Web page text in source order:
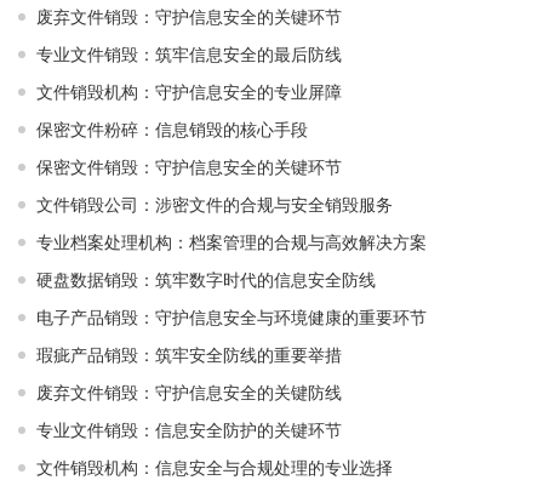
废弃文件销毁：守护信息安全的关键环节
专业文件销毁：筑牢信息安全的最后防线
文件销毁机构：守护信息安全的专业屏障
保密文件粉碎：信息销毁的核心手段
保密文件销毁：守护信息安全的关键环节
文件销毁公司：涉密文件的合规与安全销毁服务
专业档案处理机构：档案管理的合规与高效解决方案
硬盘数据销毁：筑牢数字时代的信息安全防线
电子产品销毁：守护信息安全与环境健康的重要环节
瑕疵产品销毁：筑牢安全防线的重要举措
废弃文件销毁：守护信息安全的关键防线
专业文件销毁：信息安全防护的关键环节
文件销毁机构：信息安全与合规处理的专业选择